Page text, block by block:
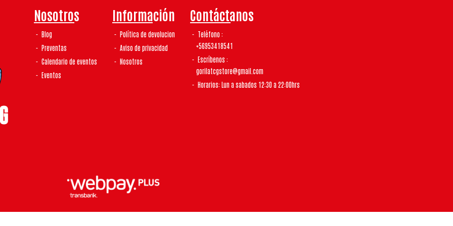
Nosotros
Blog
Preventas
Calendario de eventos
Eventos
Información
Política de devolucion
Aviso de privacidad
Nosotros
Contáctanos
Teléfono
+56953418541
Escríbenos
gorilatcgstore@gmail.com
Horarios: Lun a sabados 12:30 a 22:00hrs